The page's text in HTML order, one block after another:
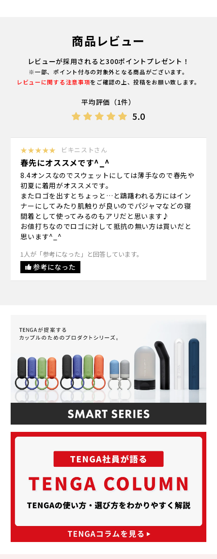
商品レビュー
レビューが採用されると300ポイントプレゼント！
※一部、ポイント付与の対象外となる商品がございます。
レビューに関する注意事項をご確認の上、投稿をお願い致します。
平均評価（1件）
5.0
★★★★★ ビキニストさん
春先にオススメです^_^
8.4オンスなのでスウェットにしては薄手なので春先や
初夏に着用がオススメです。
またロゴを出すとちょっと…と躊躇われる方にはイン
ナーにしてみたり肌触りが良いのでパジャマなどの寝
間着として使ってみるのもアリだと思います♪
お値打ちなのでロゴに対して抵抗の無い方は買いだと
思います^_^
1人が「参考になった」と回答しています。
参考になった